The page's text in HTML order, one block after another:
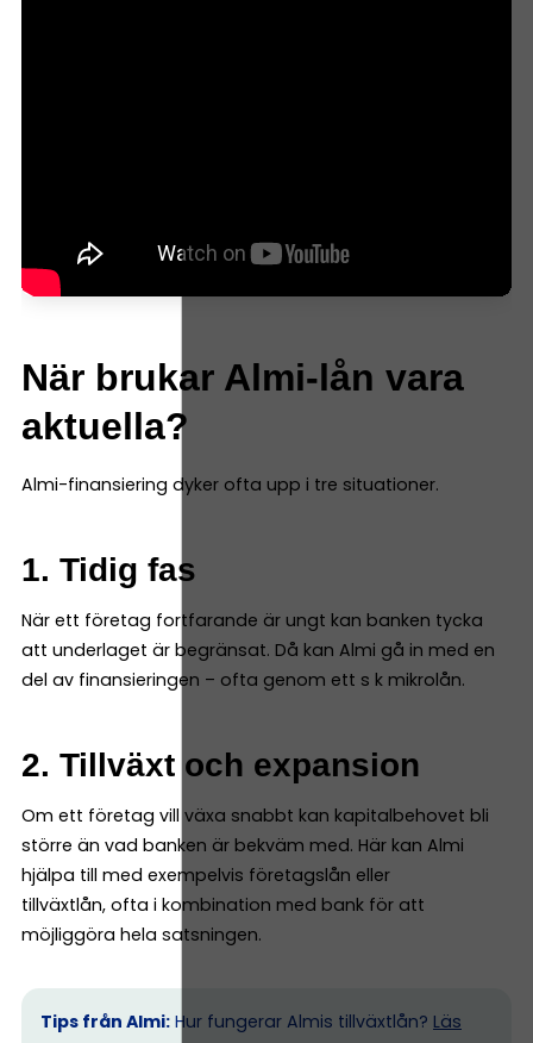
När brukar Almi-lån vara
aktuella?
Almi-finansiering dyker ofta upp i tre situationer.
1. Tidig fas
När ett företag fortfarande är ungt kan banken tycka
att underlaget är begränsat. Då kan Almi gå in med en
del av finansieringen – ofta genom ett s k mikrolån.
2. Tillväxt och expansion
Om ett företag vill växa snabbt kan kapitalbehovet bli
större än vad banken är bekväm med. Här kan Almi
hjälpa till med exempelvis företagslån eller
tillväxtlån, ofta i kombination med bank för att
möjliggöra hela satsningen.
Tips från Almi: Hur fungerar Almis tillväxtlån? Läs